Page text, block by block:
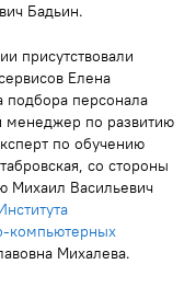
Бадьин.
присутствовали
Елена
подбора персонала
менеджер по развитию
по обучению
со стороны
Михаил Васильевич
компьютерных
Михалева.